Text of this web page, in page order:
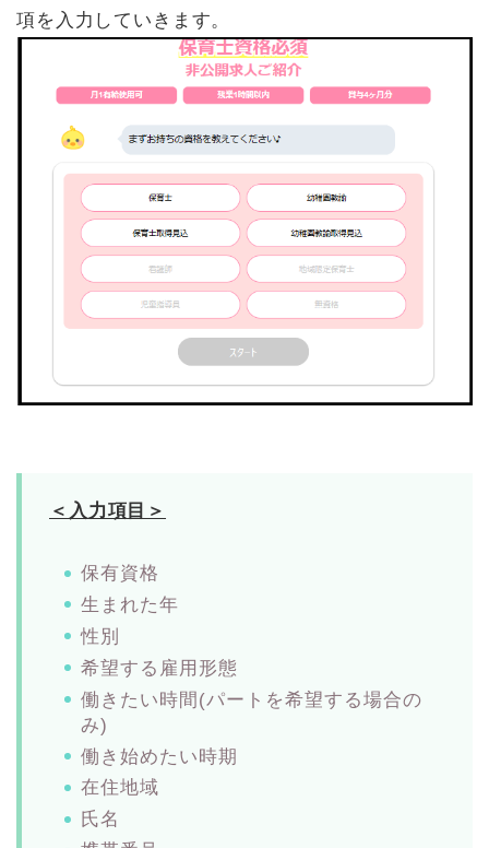
項を入力していきます。
＜入力項目＞
保有資格
生まれた年
性別
希望する雇用形態
働きたい時間(パートを希望する場合の
み)
働き始めたい時期
在住地域
氏名